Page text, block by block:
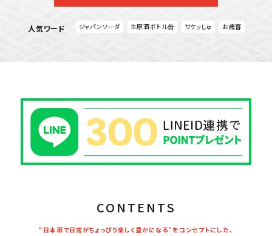
人気ワード ジャパンソーダ 生原酒ボトル缶 サケッしゅ お歳暮
CONTENTS
“日本酒で日常がちょっぴり楽しく豊かになる”をコンセプトにした、